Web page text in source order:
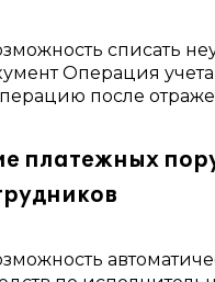
списать
Операция
после
платежных